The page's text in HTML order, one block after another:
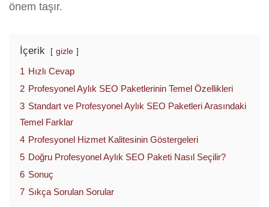
önem taşır.
İçerik gizle
1 Hızlı Cevap
2 Profesyonel Aylık SEO Paketlerinin Temel Özellikleri
3 Standart ve Profesyonel Aylık SEO Paketleri Arasındaki
Temel Farklar
4 Profesyonel Hizmet Kalitesinin Göstergeleri
5 Doğru Profesyonel Aylık SEO Paketi Nasıl Seçilir?
6 Sonuç
7 Sıkça Sorulan Sorular